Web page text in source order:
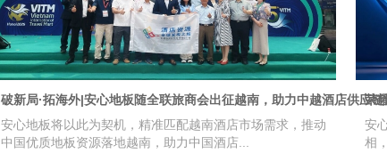
破新局·拓海外|安心地板随全联旅商会出征越南，助力中越酒店供应
安心地板将以此为契机，精准匹配越南酒店市场需求，推动
中国优质地板资源落地越南，助力中国酒店...
荣
安
相